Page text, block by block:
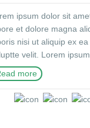
animi, id est
ipsum dolor sit
et dolore magna
nisi ut aliquip ex
velit. Lorem
ut labore et
ullamco
in
more